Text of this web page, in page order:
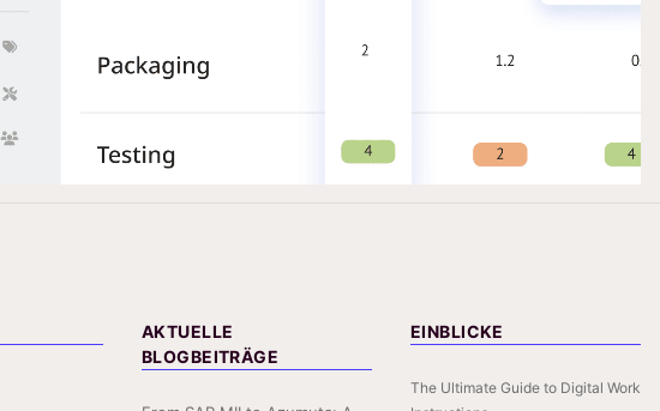
AKTUELLE
BLOGBEITRÄGE
EINBLICKE
The Ultimate Guide to Digital Work